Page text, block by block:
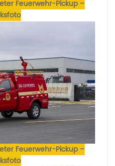
Feuerwehr-Pickup –
Feuerwehr-Pickup –